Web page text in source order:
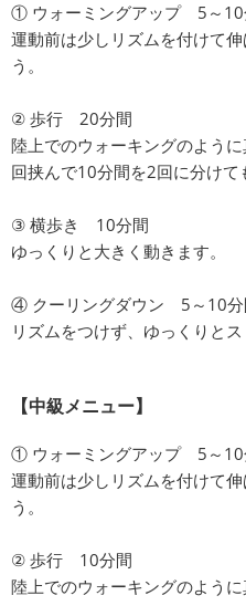
① ウォーミングアップ 5～10
運動前は少しリズムを付けて
う。
② 歩行 20分間
陸上でのウォーキングのよう
回挟んで10分間を2回に分けて
③ 横歩き 10分間
ゆっくりと大きく動きます。
④ クーリングダウン 5～10分
リズムをつけず、ゆっくりとス
【中級メニュー】
① ウォーミングアップ 5～10
運動前は少しリズムを付けて
う。
② 歩行 10分間
陸上でのウォーキングのように